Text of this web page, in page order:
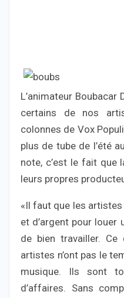
L’animateur Boubacar
certains de nos
colonnes de Vox
plus de tube de l’été
note, c’est le fait que
leurs propres
«Il faut que les
et d’argent pour louer
de bien travailler. Ce
artistes n’ont pas le
musique. Ils sont
d’affaires. Sans